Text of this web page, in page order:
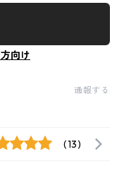
向け
通報する
(13)